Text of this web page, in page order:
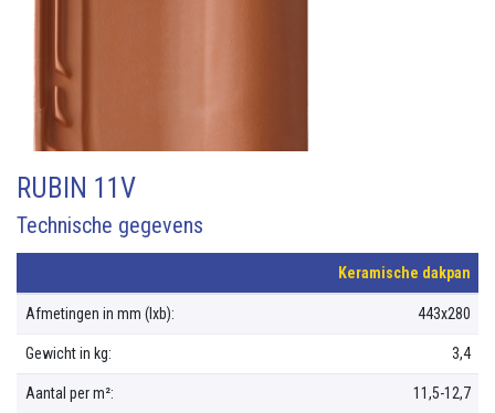
Locatie
Contact
RUBIN 11V
Technische gegevens
Keramische dakpan
Afmetingen in mm (lxb): 443x280
Gewicht in kg: 3,4
Aantal per m²: 11,5-12,7